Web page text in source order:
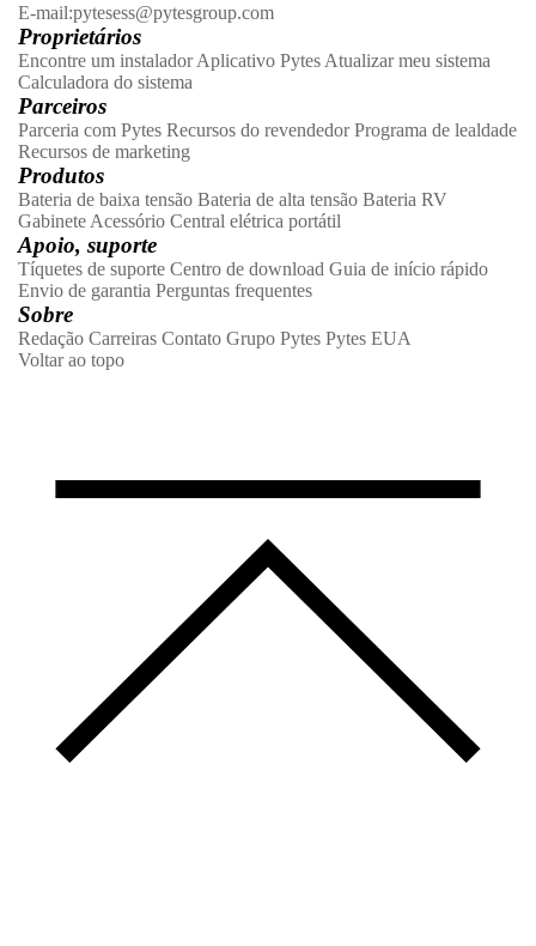
E-mail:pytesess@pytesgroup.com
Proprietários
Encontre um instalador Aplicativo Pytes Atualizar meu sistema
Calculadora do sistema
Parceiros
Parceria com Pytes Recursos do revendedor Programa de lealdade
Recursos de marketing
Produtos
Bateria de baixa tensão Bateria de alta tensão Bateria RV
Gabinete Acessório Central elétrica portátil
Apoio, suporte
Tíquetes de suporte Centro de download Guia de início rápido
Envio de garantia Perguntas frequentes
Sobre
Redação Carreiras Contato Grupo Pytes Pytes EUA
Voltar ao topo